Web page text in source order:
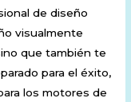
de diseño
visualmente
que también te
para el éxito,
los motores de